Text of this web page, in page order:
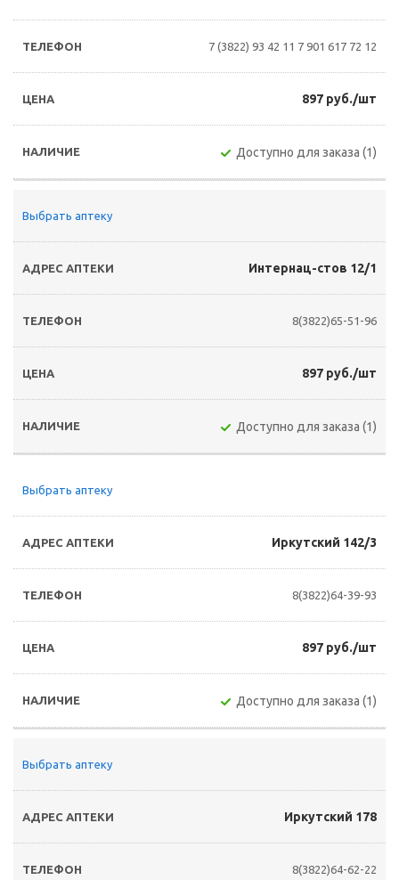
7 (3822) 93 42 11 7 901 617 72 12
897 руб./шт
Доступно для заказа (1)
Выбрать аптеку
Интернац-стов 12/1
8(3822)65-51-96
897 руб./шт
Доступно для заказа (1)
Выбрать аптеку
Иркутский 142/3
8(3822)64-39-93
897 руб./шт
Доступно для заказа (1)
Выбрать аптеку
Иркутский 178
8(3822)64-62-22